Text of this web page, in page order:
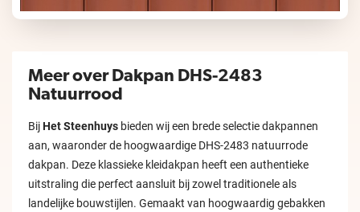
Meer over Dakpan DHS-2483
Natuurrood
BijHet Steenhuys bieden wij een brede selectie dakpannen
aan, waaronder de hoogwaardige DHS-2483 natuurrode
dakpan. Deze klassieke kleidakpan heeft een authentieke
uitstraling die perfect aansluit bij zowel traditionele als
landelijke bouwstijlen. Gemaakt van hoogwaardig gebakken